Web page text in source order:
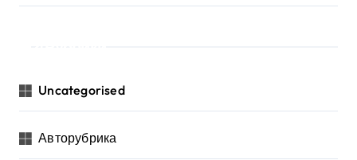
Uncategorised
Авторубрика